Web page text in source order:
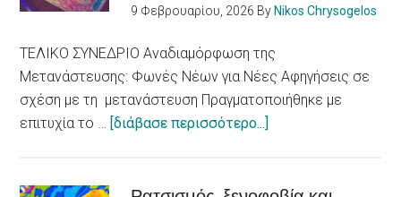
9 Φεβρουαρίου, 2026 By Nikos Chrysogelos
ΤΕΛΙΚΟ ΣΥΝΕΔΡΙΟ Αναδιαμόρφωση της
Μετανάστευσης: Φωνές Νέων για Νέες Αφηγήσεις σε
σχέση με τη μετανάστευση Πραγματοποιήθηκε με
επιτυχία το … [διάβασε περισσότερο...]
Φωνές